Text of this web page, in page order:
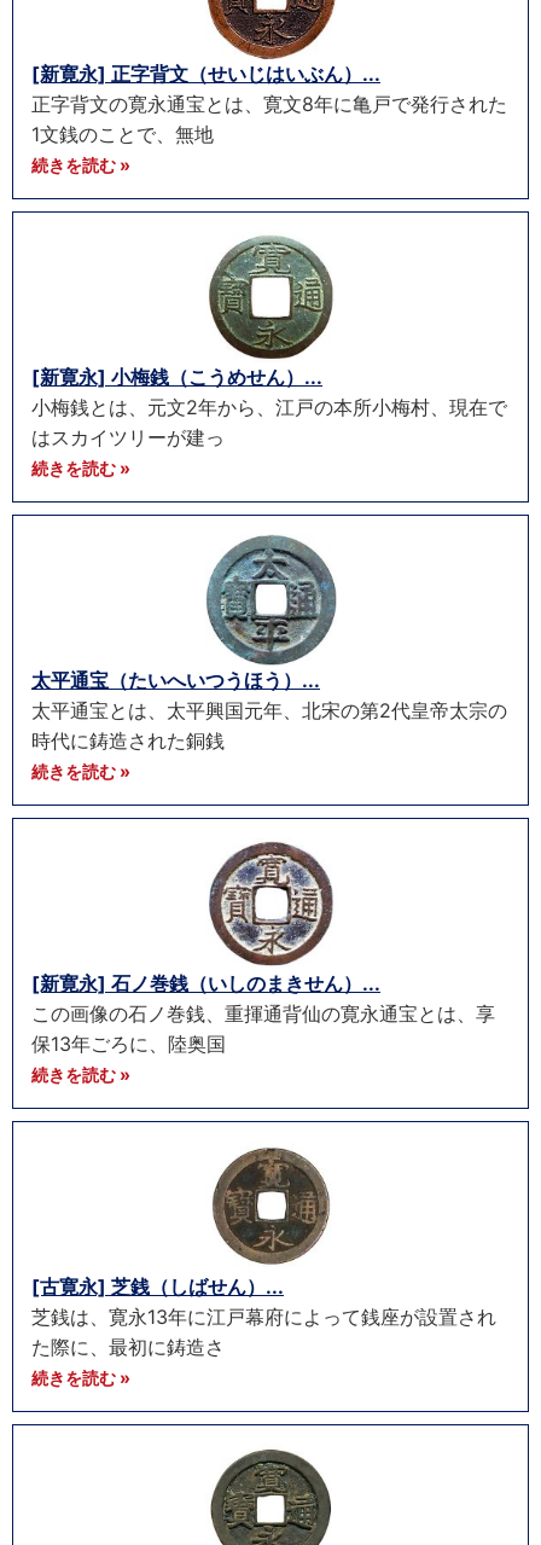
[新寛永] 正字背文（せいじはいぶん）...
正字背文の寛永通宝とは、寛文8年に亀戸で発行された
1文銭のことで、無地
続きを読む »
[新寛永] 小梅銭（こうめせん）...
小梅銭とは、元文2年から、江戸の本所小梅村、現在で
はスカイツリーが建っ
続きを読む »
太平通宝（たいへいつうほう）...
太平通宝とは、太平興国元年、北宋の第2代皇帝太宗の
時代に鋳造された銅銭
続きを読む »
[新寛永] 石ノ巻銭（いしのまきせん）...
この画像の石ノ巻銭、重揮通背仙の寛永通宝とは、享
保13年ごろに、陸奥国
続きを読む »
[古寛永] 芝銭（しばせん）...
芝銭は、寛永13年に江戸幕府によって銭座が設置され
た際に、最初に鋳造さ
続きを読む »